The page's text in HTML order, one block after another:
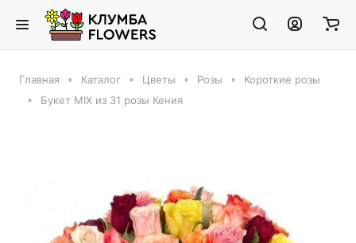
Главная Каталог Цветы Розы
Короткие розы
Букет MIX из 31 розы Кения